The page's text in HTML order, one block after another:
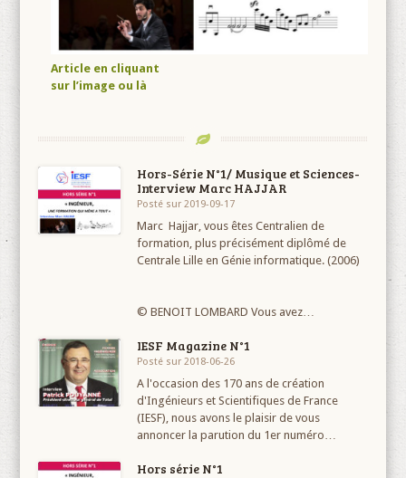
Article en cliquant
sur l’imageou là
Hors-Série N°1/ Musique et Sciences-
Interview Marc HAJJAR
Posté sur 2019-09-17
Marc Hajjar, vous êtes Centralien de
formation, plus précisément diplômé de
Centrale Lille en Génie informatique. (2006)
© BENOIT LOMBARD Vous avez…
IESF Magazine N°1
Posté sur 2018-06-26
A l'occasion des 170 ans de création
d'Ingénieurs et Scientifiques de France
(IESF), nous avons le plaisir de vous
annoncer la parution du 1er numéro…
Hors série N°1